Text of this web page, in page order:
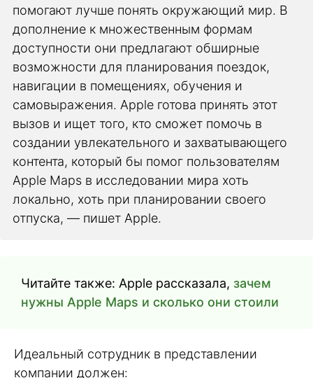
помогают лучше понять окружающий мир. В
дополнение к множественным формам
доступности они предлагают обширные
возможности для планирования поездок,
навигации в помещениях, обучения и
самовыражения. Apple готова принять этот
вызов и ищет того, кто сможет помочь в
создании увлекательного и захватывающего
контента, который бы помог пользователям
Apple Maps в исследовании мира хоть
локально, хоть при планировании своего
отпуска, — пишет Apple.
Читайте также: Apple рассказала, зачем
нужны Apple Maps и сколько они стоили
Идеальный сотрудник в представлении
компании должен: